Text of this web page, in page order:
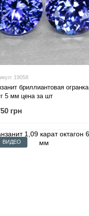
19058
бриллиантовая огранка
5 мм цена за шт
грн
ВИДЕО